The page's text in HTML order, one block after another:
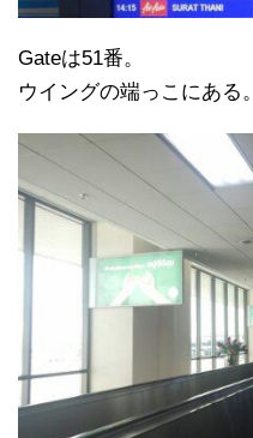
Gateは51番。
ウイングの端っこにある。